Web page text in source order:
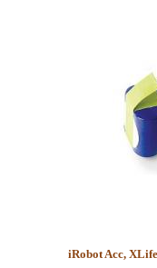
iRobot Acc,